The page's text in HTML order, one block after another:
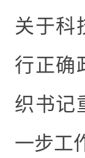
关于科
行正确
织书记
一步工